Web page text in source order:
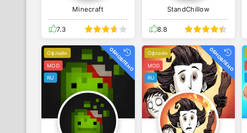
Minecraft
7.3
StandChillow
8.8
Офлайн
MOD
RU
ОБНОВЛЕНО Офлайн
MOD
RU
ОБНОВЛЕНО